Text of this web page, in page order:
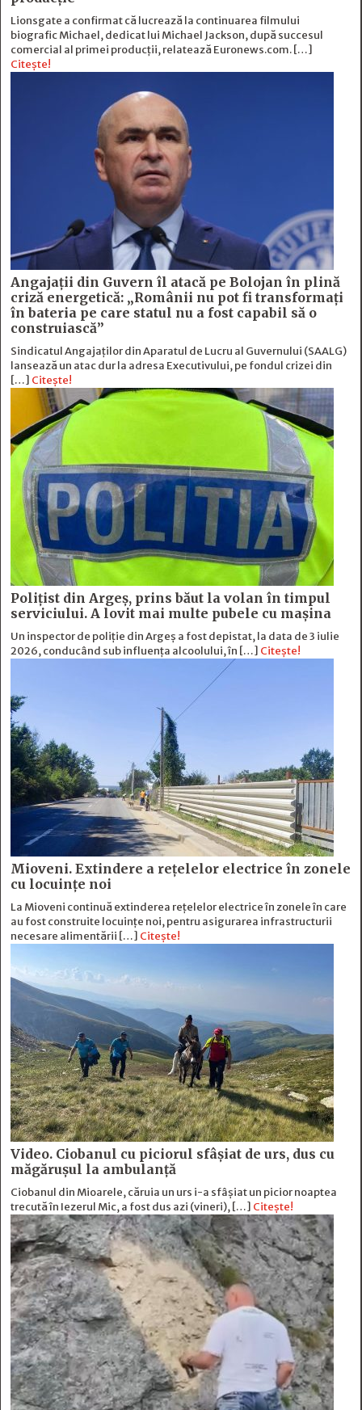
Lionsgate a confirmat că lucrează la continuarea filmului
biografic Michael, dedicat lui Michael Jackson, după succesul
comercial al primei producții, relatează Euronews.com. […]
Citește!
Angajații din Guvern îl atacă pe Bolojan în plină
criză energetică: „Românii nu pot fi transformați
în bateria pe care statul nu a fost capabil să o
construiască”
Sindicatul Angajaților din Aparatul de Lucru al Guvernului (SAALG)
lansează un atac dur la adresa Executivului, pe fondul crizei din
[…] Citește!
Polițist din Argeș, prins băut la volan în timpul
serviciului. A lovit mai multe pubele cu mașina
Un inspector de poliție din Argeș a fost depistat, la data de 3 iulie
2026, conducând sub influența alcoolului, în […] Citește!
Mioveni. Extindere a rețelelor electrice în zonele
cu locuințe noi
La Mioveni continuă extinderea rețelelor electrice în zonele în care
au fost construite locuințe noi, pentru asigurarea infrastructurii
necesare alimentării […] Citește!
Video. Ciobanul cu piciorul sfâșiat de urs, dus cu
măgărușul la ambulanță
Ciobanul din Mioarele, căruia un urs i-a sfâșiat un picior noaptea
trecută în Iezerul Mic, a fost dus azi (vineri), […] Citește!